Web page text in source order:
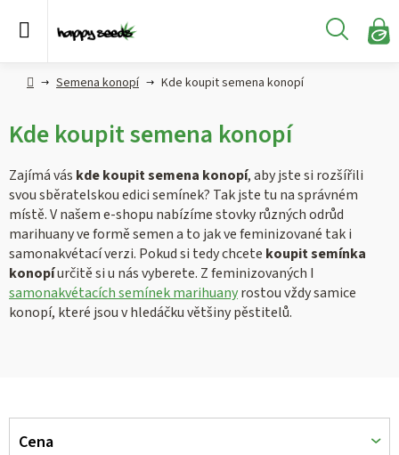
Hledat
Semena
CBD,
HHC
konopí
Konopné
produkty
Hašiš
HlavníSemena konopí Kde koupit semena konopí
Kde koupit semena konopí
Zajímá vás kde koupit semena konopí, aby jste si rozšířili
svou sběratelskou edici semínek? Tak jste tu na správném
místě. V našem e-shopu nabízíme stovky různých odrůd
marihuany ve formě semen a to jak ve feminizované tak i
samonakvétací verzi. Pokud si tedy chcete koupit semínka
konopíurčitě si u nás vyberete. Z feminizovaných I
samonakvétacích semínek marihuanyrostou vždy samice
konopí, které jsou v hledáčku většiny pěstitelů.
Cena
V